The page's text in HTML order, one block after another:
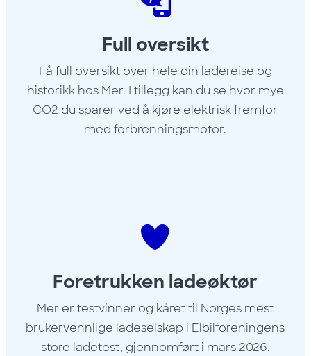
Full oversikt
Få full oversikt over hele din ladereise og
historikk hos Mer. I tillegg kan du se hvor mye
CO2 du sparer ved å kjøre elektrisk fremfor
med forbrenningsmotor.
Foretrukken ladeøktør
Mer er testvinner og kåret til Norges mest
brukervennlige ladeselskap i Elbilforeningens
store ladetest, gjennomført i mars 2026.